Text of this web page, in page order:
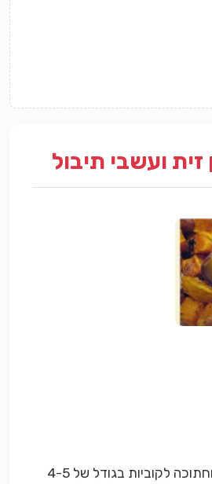
ועשבי תיבול
1 ק"ג דלעת קלופה וחתוכה לקוביות בגודל של 4-5